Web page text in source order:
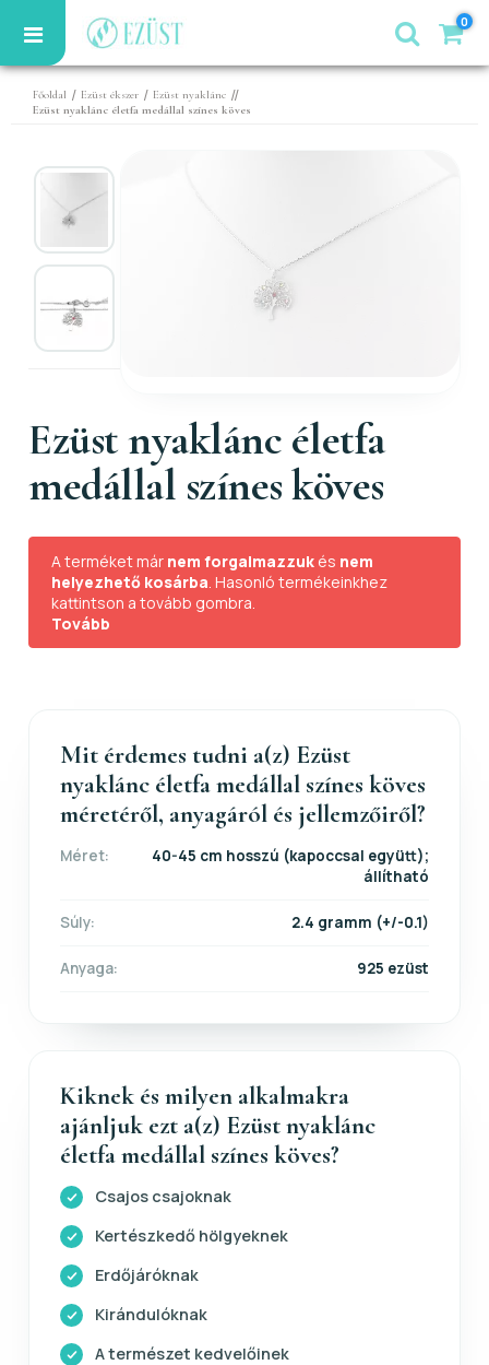
0
Főoldal / Ezüst ékszer / Ezüst nyaklánc //
Ezüst nyaklánc életfa medállal színes köves
Ezüst nyaklánc életfa
medállal színes köves
A terméket már nem forgalmazzuk és nem
helyezhető kosárba . Hasonló termékeinkhez
kattintson a tovább gombra.
Tovább
Mit érdemes tudni a(z) Ezüst
nyaklánc életfa medállal színes köves
méretéről, anyagáról és jellemzőiről?
Méret:
40-45 cm hosszú (kapoccsal együtt);
állítható
Súly: 2.4 gramm (+/-0.1)
Anyaga: 925 ezüst
Kiknek és milyen alkalmakra
ajánljuk ezt a(z) Ezüst nyaklánc
életfa medállal színes köves?
Csajos csajoknak
Kertészkedő hölgyeknek
Erdőjáróknak
Kirándulóknak
A természet kedvelőinek